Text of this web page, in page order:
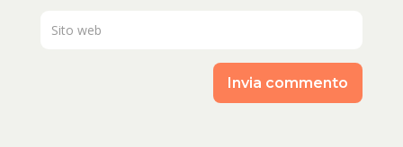
Invia commento